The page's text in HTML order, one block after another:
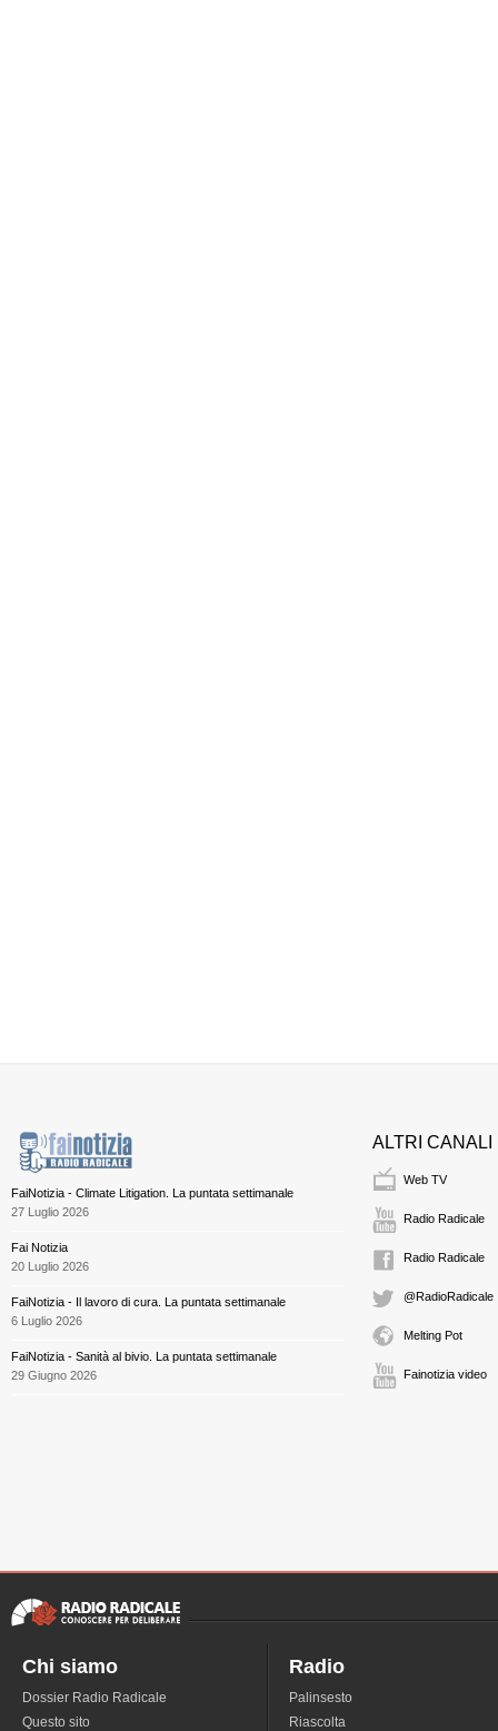
FaiNotizia - Climate Litigation. La puntata settimanale
27 Luglio 2026
Fai Notizia
20 Luglio 2026
FaiNotizia - Il lavoro di cura. La puntata settimanale
6 Luglio 2026
FaiNotizia - Sanità al bivio. La puntata settimanale
29 Giugno 2026
ALTRI CANALI
Web TV
Radio Radicale
Radio Radicale
@RadioRadicale
Melting Pot
Fainotizia video
Chi siamo
Dossier Radio Radicale
Questo sito
Radio
Palinsesto
Riascolta